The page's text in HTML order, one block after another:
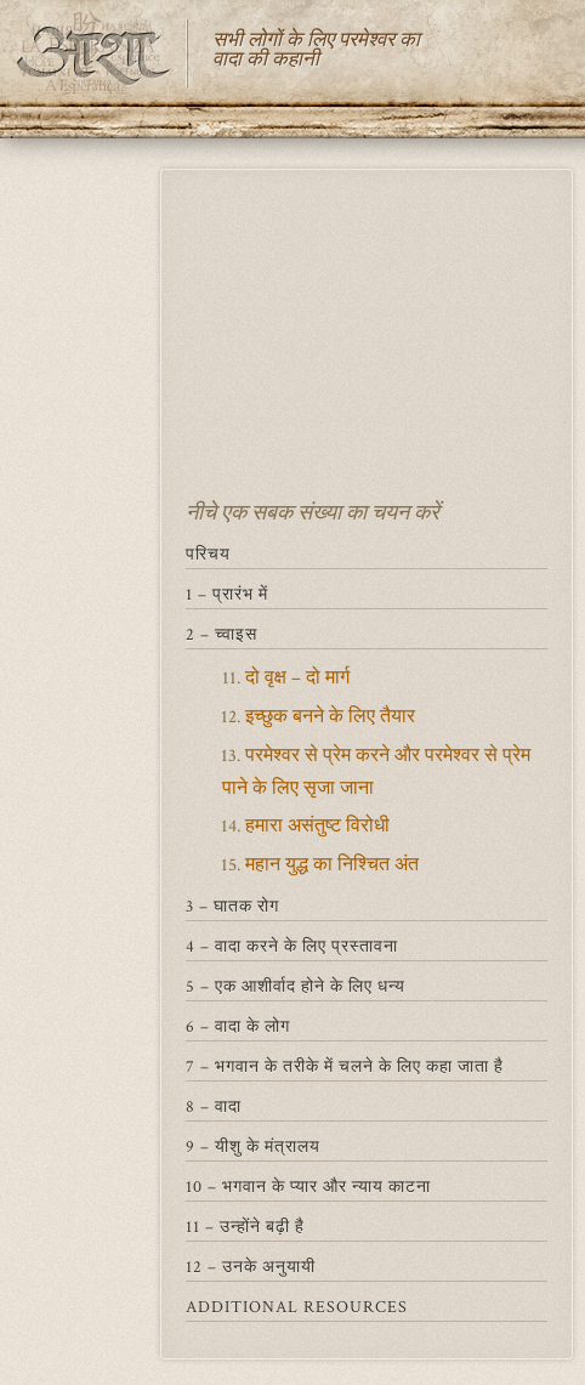
Skip
to
main
सभी लोगों के लिए परमेश्वर का
वादा की कहानी
नीचे एक सबक संख्या का चयन करें
परिचय
1 – प्रारंभ में
2 – च्वाइस
11. दो वृक्ष – दो मार्ग
12. इच्छुक बनने के लिए तैयार
13. परमेश्वर से प्रेम करने और परमेश्वर से प्रेम
पाने के लिए सृजा जाना
14. हमारा असंतुष्ट विरोधी
15. महान युद्ध का निश्चित अंत
3 – घातक रोग
4 – वादा करने के लिए प्रस्तावना
5 – एक आशीर्वाद होने के लिए धन्य
6 – वादा के लोग
7 – भगवान के तरीके में चलने के लिए कहा जाता है
8 – वादा
9 – यीशु के मंत्रालय
10 – भगवान के प्यार और न्याय काटना
11 – उन्होंने बढ़ी है
12 – उनके अनुयायी
ADDITIONAL RESOURCES